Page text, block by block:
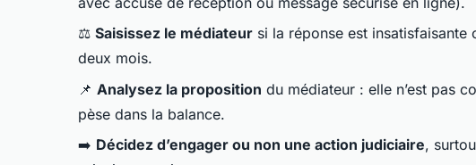
⚖️ Saisissez le médiateur si la réponse est insatisfaisante
deux mois.
📌 Analysez la proposition du médiateur : elle n’est pas
pèse dans la balance.
➡️ Décidez d’engager ou non une action judiciaire,